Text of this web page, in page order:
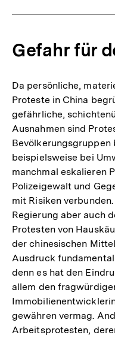
Gefahr für
Da persönliche,
Proteste in China
gefährliche,
Ausnahmen sind
Bevölkerungsgruppen
beispielsweise bei
manchmal eskalieren
Polizeigewalt und
mit Risiken
Regierung aber auch
Protesten von
der chinesischen
Ausdruck
denn es hat den
allem den
gewähren vermag.
Arbeitsprotesten,